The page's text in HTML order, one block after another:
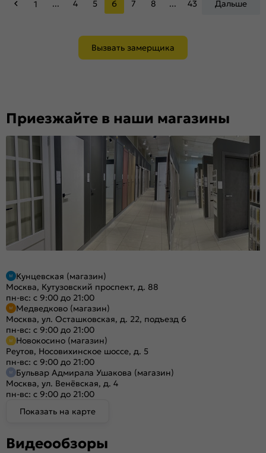
1 ... 4 5 6 7 8 ... 43 Дальше
Вызвать замерщика
Приезжайте в наши магазины
Кунцевская (магазин)
Москва, Кутузовский проспект, д. 88
пн-вс: с 9:00 до 21:00
Медведково (магазин)
Москва, ул. Осташковская, д. 22, подъезд 6
пн-вс: с 9:00 до 21:00
Новокосино (магазин)
Реутов, Носовихинское шоссе, д. 5
пн-вс: с 9:00 до 21:00
Бульвар Адмирала Ушакова (магазин)
Москва, ул. Венёвская, д. 4
пн-вс: с 9:00 до 21:00
Показать на карте
Видеообзоры